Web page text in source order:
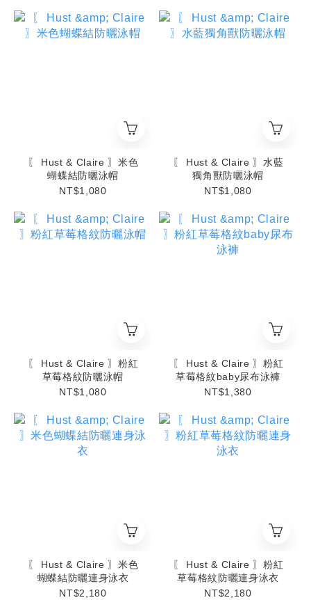
〖 Hust & Claire 〗米色
蝴蝶結防曬泳帽
NT$1,080
〖 Hust & Claire 〗水藍
獨角獸防曬泳帽
NT$1,080
〖 Hust & Claire 〗粉紅
草莓格紋防曬泳帽
NT$1,080
〖 Hust & Claire 〗粉紅
草莓格紋baby尿布泳褲
NT$1,380
〖 Hust & Claire 〗米色
蝴蝶結防曬連身泳衣
NT$2,180
〖 Hust & Claire 〗粉紅
草莓格紋防曬連身泳衣
NT$2,180